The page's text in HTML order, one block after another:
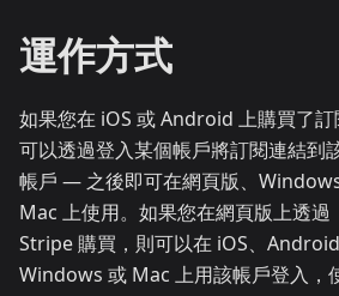
運作方式
如果您在 iOS 或 Android 上購買了訂
可以透過登入某個帳戶將訂閱連結到
帳戶 — 之後即可在網頁版、
Mac 上使用。如果您在網頁版上透過
Stripe 購買，則可以在 iOS、Android
Windows 或 Mac 上用該帳戶登入，